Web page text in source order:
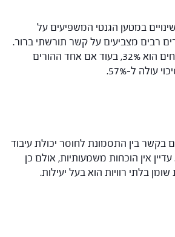
במטען הגנטי המשפיעים על
רבים מצביעים על קשר תורשתי ברור.
הסיכוי לתסמונת בין אחים הוא 32%, בעוד אם אחד ההורים
בקשר בין התסמונת לחוסר יכולת עיבוד
אין הוכחות משמעותיות, אולם כן
בלתי רוויות הוא בעל יעילות.